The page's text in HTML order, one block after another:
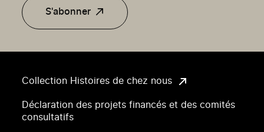
Collection Histoires de chez nous
Déclaration des projets financés et des comités
consultatifs
S'abonner